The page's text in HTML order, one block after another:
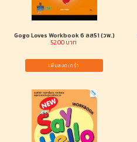
Gogo Loves Workbook 6 ลส51 (วพ.)
52.00 บาท
เพิ่มลงตะกร้า